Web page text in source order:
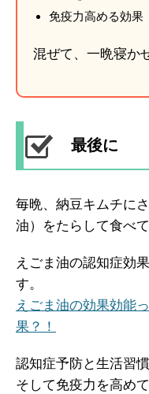
免疫力高める効果
混ぜて、一晩寝か
最後に
毎晩、納豆キムチに
油）をたらして食べて
えごま油の認知症効
す。
えごま油の効果効能
果？！
認知症予防と生活習
そして免疫力を高め